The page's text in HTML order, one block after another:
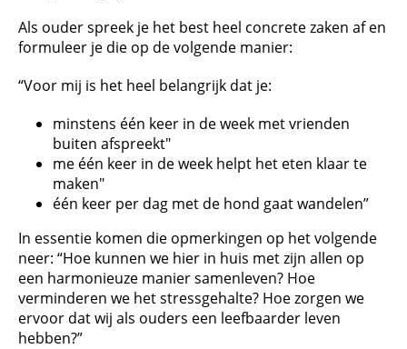
Als ouder spreek je het best heel concrete zaken af en
formuleer je die op de volgende manier:
“Voor mij is het heel belangrijk dat je:
minstens één keer in de week met vrienden
buiten afspreekt"
me één keer in de week helpt het eten klaar te
maken"
één keer per dag met de hond gaat wandelen”
In essentie komen die opmerkingen op het volgende
neer: “Hoe kunnen we hier in huis met zijn allen op
een harmonieuze manier samenleven? Hoe
verminderen we het stressgehalte? Hoe zorgen we
ervoor dat wij als ouders een leefbaarder leven
hebben?”